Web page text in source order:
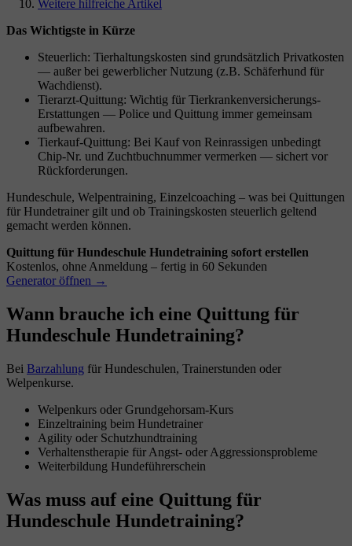
Weitere hilfreiche Artikel
Das Wichtigste in Kürze
Steuerlich: Tierhaltungskosten sind grundsätzlich Privatkosten
— außer bei gewerblicher Nutzung (z.B. Schäferhund für
Wachdienst).
Tierarzt-Quittung: Wichtig für Tierkrankenversicherungs-
Erstattungen — Police und Quittung immer gemeinsam
aufbewahren.
Tierkauf-Quittung: Bei Kauf von Reinrassigen unbedingt
Chip-Nr. und Zuchtbuchnummer vermerken — sichert vor
Rückforderungen.
Hundeschule, Welpentraining, Einzelcoaching – was bei Quittungen
für Hundetrainer gilt und ob Trainingskosten steuerlich geltend
gemacht werden können.
Quittung für Hundeschule Hundetraining sofort erstellen
Kostenlos, ohne Anmeldung – fertig in 60 Sekunden
Generator öffnen →
Wann brauche ich eine Quittung für
Hundeschule Hundetraining?
Bei Barzahlung für Hundeschulen, Trainerstunden oder
Welpenkurse.
Welpenkurs oder Grundgehorsam-Kurs
Einzeltraining beim Hundetrainer
Agility oder Schutzhundtraining
Verhaltenstherapie für Angst- oder Aggressionsprobleme
Weiterbildung Hundeführerschein
Was muss auf eine Quittung für
Hundeschule Hundetraining?